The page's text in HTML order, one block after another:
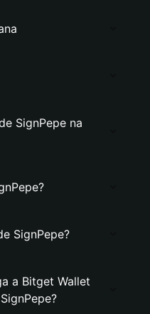
SignPepe na
SignPepe?
a Bitget Wallet